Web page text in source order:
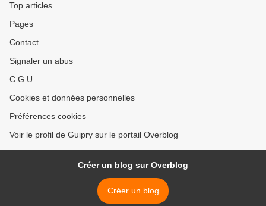
Top articles
Pages
Contact
Signaler un abus
C.G.U.
Cookies et données personnelles
Préférences cookies
Voir le profil de Guipry sur le portail Overblog
Créer un blog sur Overblog
Créer un blog